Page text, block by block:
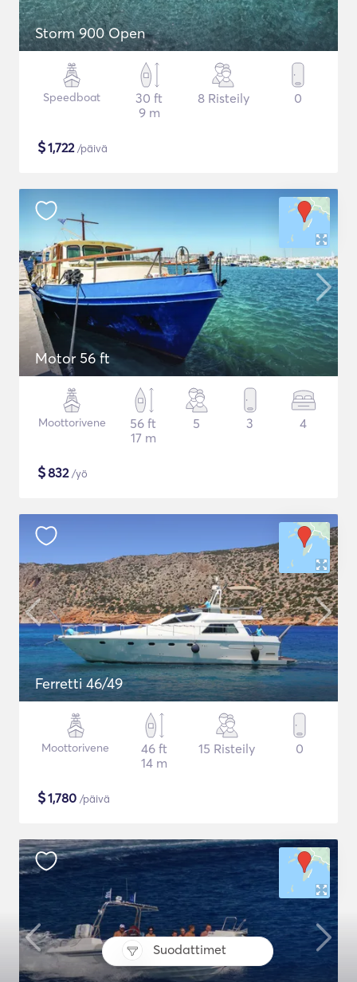
Suodattimet
Storm 900 Open
Speedboat
30 ft
9 m
8 Risteily 0
$1,722/päivä
Motor 56 ft
Moottorivene
56 ft
17 m
5 3 4
$832/yö
Ferretti 46/49
Moottorivene
46 ft
14 m
15 Risteily 0
$1,780 /päivä